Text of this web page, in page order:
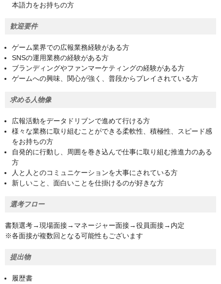
本語力をお持ちの方
歓迎要件
ゲーム業界での広報業務経験がある方
SNSの運用業務の経験がある方
ブランディングやファンマーケティングの経験がある方
ゲームへの興味、関心が強く、普段からプレイされている方
求める人物像
広報活動をデータドリブンで進めて行ける方
様々な業務に取り組むことができる柔軟性、積極性、スピード感
をお持ちの方
自発的に行動し、周囲を巻き込んで仕事に取り組む推進力のある
方
人と人とのコミュニケーションを大事にされている方
新しいこと、面白いことを仕掛けるのが好きな方
選考フロー
書類選考→現場面接→マネージャー面接→役員面接→内定
※各面接が複数回となる可能性もございます
提出物
履歴書